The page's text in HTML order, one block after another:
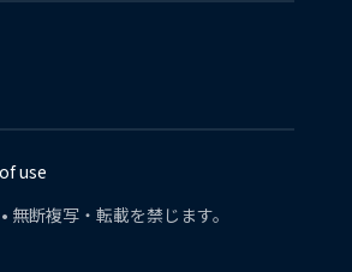
use
無断複写・転載を禁じます。